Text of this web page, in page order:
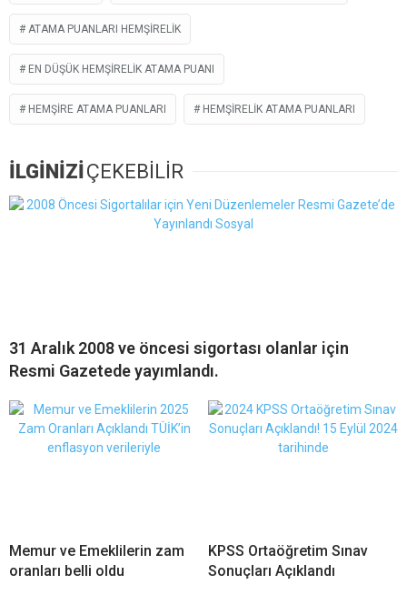
ATAMA PUANLARI HEMŞIRELIK
EN DÜŞÜK HEMŞIRELIK ATAMA PUANI
HEMŞIRE ATAMA PUANLARI HEMŞIRELIK ATAMA PUANLARI
İLGİNİZİ ÇEKEBİLİR
31 Aralık 2008 ve öncesi sigortası olanlar için
Resmi Gazetede yayımlandı.
Memur ve Emeklilerin zam
oranları belli oldu
KPSS Ortaöğretim Sınav
Sonuçları Açıklandı